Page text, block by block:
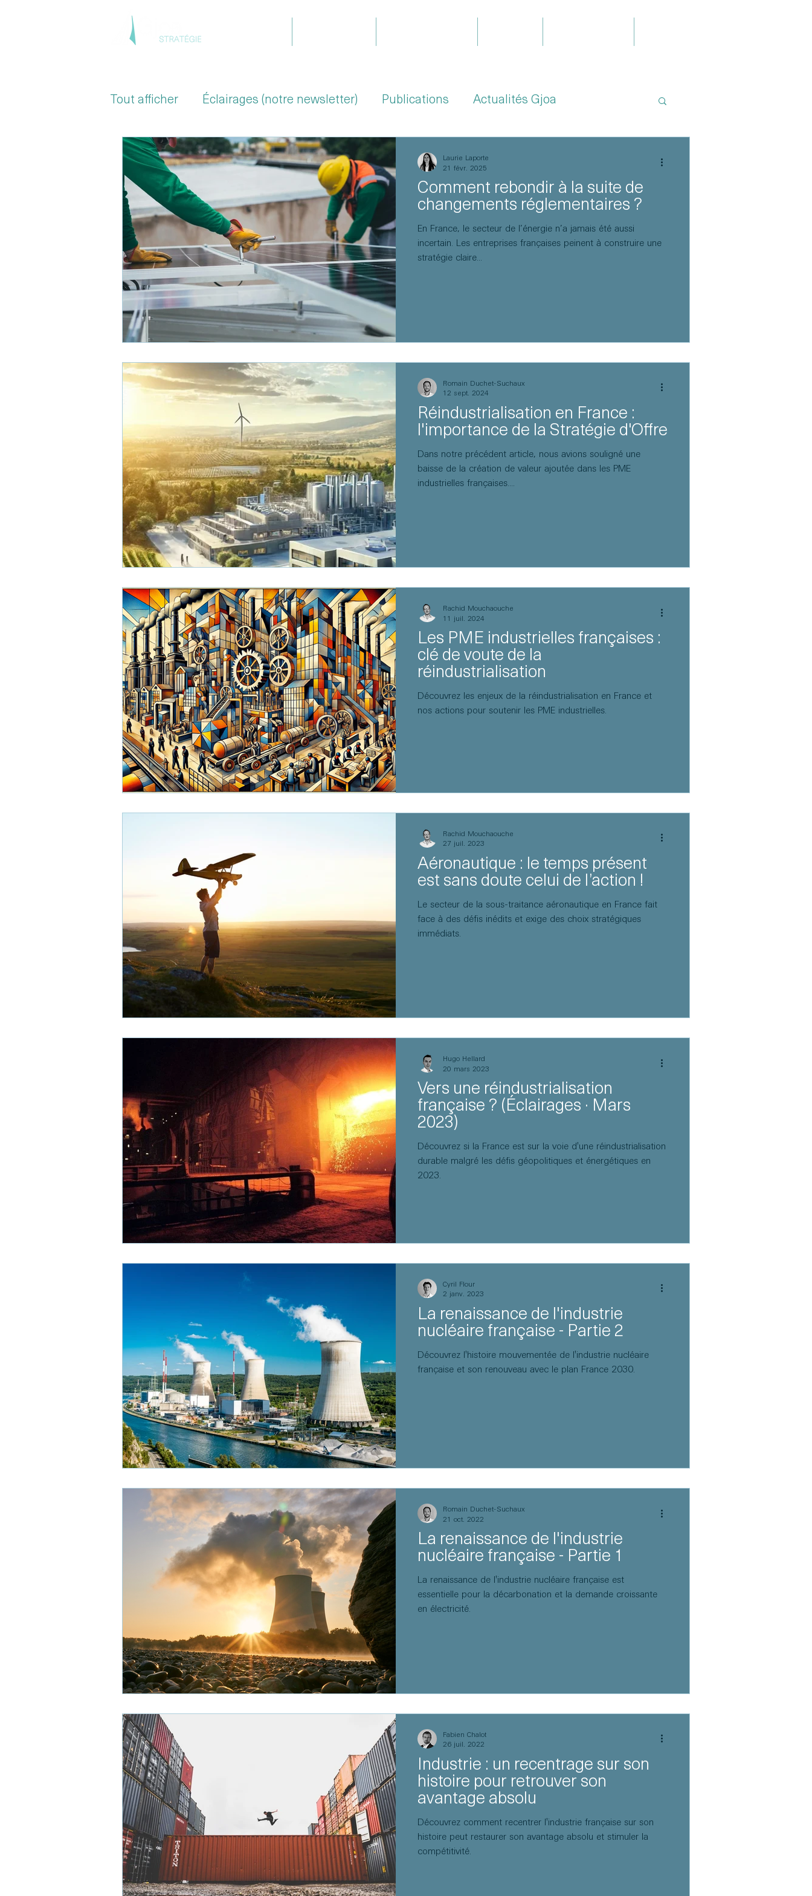
Tout afficher Éclairages (notre newsletter) Publications Actualités Gjoa
Secteur de la Santé
Comment rebondir à la suite de
changements réglementaires ?
En France, le secteur de l’énergie n’a jamais été aussi
incertain. Les entreprises françaises peinent à construire une
stratégie claire...
Laurie Laporte
21 févr. 2025
Réindustrialisation en France :
l'importance de la Stratégie d'Offre
Dans notre précédent article, nous avions souligné une
baisse de la création de valeur ajoutée dans les PME
industrielles françaises....
Romain Duchet-Suchaux
12 sept. 2024
Les PME industrielles françaises :
clé de voute de la
réindustrialisation
Découvrez les enjeux de la réindustrialisation en France et
nos actions pour soutenir les PME industrielles.
Rachid Mouchaouche
11 juil. 2024
Aéronautique : le temps présent
est sans doute celui de l’action !
Le secteur de la sous-traitance aéronautique en France fait
face à des défis inédits et exige des choix stratégiques
immédiats.
Rachid Mouchaouche
27 juil. 2023
Vers une réindustrialisation
française ? (Éclairages · Mars
2023)
Découvrez si la France est sur la voie d'une réindustrialisation
durable malgré les défis géopolitiques et énergétiques en
2023.
Hugo Hellard
20 mars 2023
La renaissance de l'industrie
nucléaire française - Partie 2
Découvrez l'histoire mouvementée de l'industrie nucléaire
française et son renouveau avec le plan France 2030.
Cyril Flour
2 janv. 2023
La renaissance de l'industrie
nucléaire française - Partie 1
La renaissance de l'industrie nucléaire française est
essentielle pour la décarbonation et la demande croissante
en électricité.
Romain Duchet-Suchaux
21 oct. 2022
Industrie : un recentrage sur son
histoire pour retrouver son
avantage absolu
Découvrez comment recentrer l'industrie française sur son
histoire peut restaurer son avantage absolu et stimuler la
compétitivité.
Fabien Chalot
26 juil. 2022